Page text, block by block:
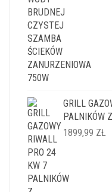
GRILL
PALNIKÓW
1899,99 ZŁ